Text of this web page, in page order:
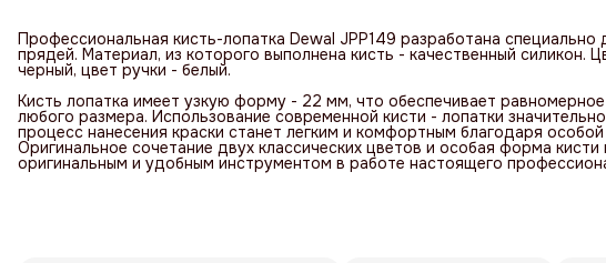
Профессиональная кисть-лопатка Dewal JPP149 разработана специально
прядей. Материал, из которого выполнена кисть - качественный силикон.
черный, цвет ручки - белый.
Кисть лопатка имеет узкую форму - 22 мм, что обеспечивает
любого размера. Использование современной кисти - лопатки
процесс нанесения краски станет легким и комфортным благодаря
Оригинальное сочетание двух классических цветов и особая форма кисти
оригинальным и удобным инструментом в работе настоящего